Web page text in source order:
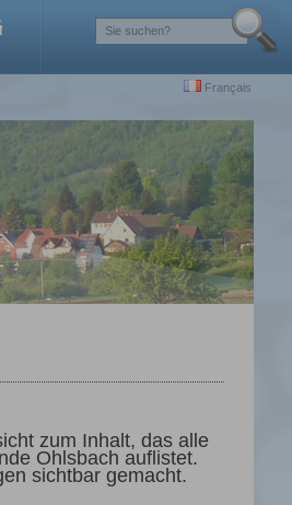
Français
zum Inhalt, das alle
Ohlsbach auflistet.
sichtbar gemacht.